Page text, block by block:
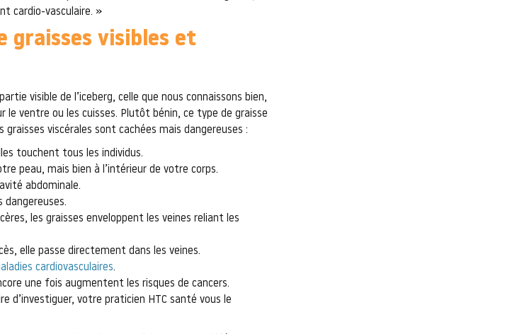
cardio-vasculaire. »
graisses visibles et
visible de l’iceberg, celle que nous connaissons bien,
le ventre ou les cuisses. Plutôt bénin, ce type de graisse
graisses viscérales sont cachées mais dangereuses :
touchent tous les individus.
peau, mais bien à l’intérieur de votre corps.
abdominale.
dangereuses.
les graisses enveloppent les veines reliant les
elle passe directement dans les veines.
cardiovasculaires.
une fois augmentent les risques de cancers.
d’investiguer, votre praticien HTC santé vous le